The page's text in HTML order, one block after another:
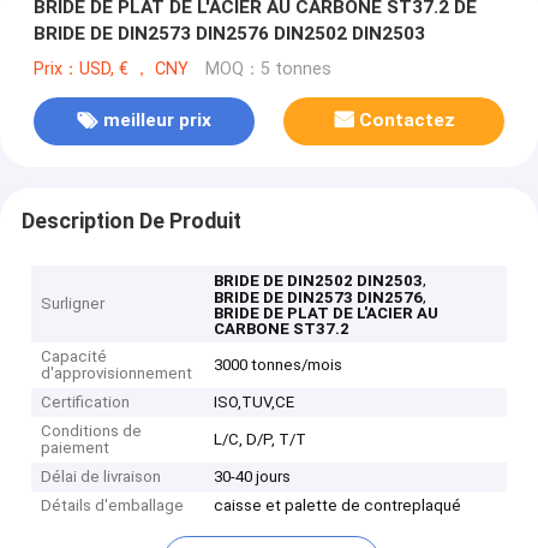
BRIDE DE PLAT DE L'ACIER AU CARBONE ST37.2 DE
BRIDE DE DIN2573 DIN2576 DIN2502 DIN2503
Prix：USD, € ， CNY MOQ：5 tonnes
meilleur prix Contactez
Description De Produit
Surligner
BRIDE DE DIN2502 DIN2503,
BRIDE DE DIN2573 DIN2576,
BRIDE DE PLAT DE L'ACIER AU
CARBONE ST37.2
Capacité
d'approvisionnement
3000 tonnes/mois
Certification
ISO,TUV,CE
Conditions de
paiement
L/C, D/P, T/T
Délai de livraison
30-40 jours
Détails d'emballage
caisse et palette de contreplaqué